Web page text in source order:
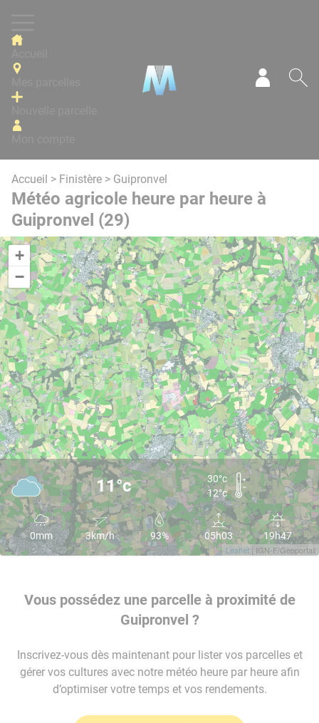
Accueil > Finistère > Guipronvel
Météo agricole heure par heure à
Guipronvel (29)
+
−
Leaflet | IGN-F/Geoportail
11°c
30°c
12°c
0mm 3km/h 93% 05h03 19h47
Vous possédez une parcelle à proximité de
Guipronvel ?
Inscrivez-vous dès maintenant pour lister vos parcelles et
gérer vos cultures avec notre météo heure par heure afin
d’optimiser votre temps et vos rendements.